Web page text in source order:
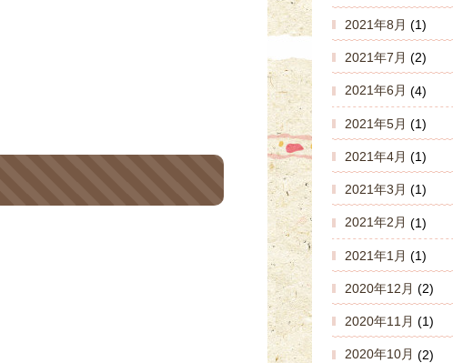
2021年8月 (1)
2021年7月 (2)
2021年6月 (4)
2021年5月 (1)
2021年4月 (1)
2021年3月 (1)
2021年2月 (1)
2021年1月 (1)
2020年12月 (2)
2020年11月 (1)
2020年10月 (2)